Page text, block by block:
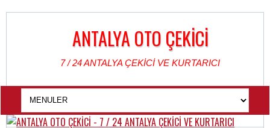
ANTALYA OTO ÇEKİCİ
7 / 24 ANTALYA ÇEKİCİ VE KURTARICI